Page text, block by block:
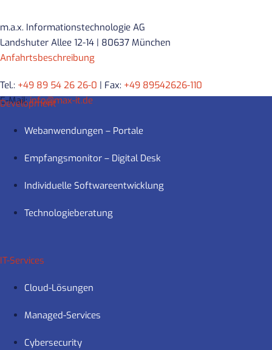
m.a.x. Informationstechnologie AG
Landshuter Allee 12-14 | 80637 München
Anfahrtsbeschreibung
Tel.: +49 89 54 26 26-0 | Fax: +49 89542626-110
E-Mail:info@max-it.de
Development
Webanwendungen – Portale
Empfangsmonitor – Digital Desk
Individuelle Softwareentwicklung
Technologieberatung
IT-Services
Cloud-Lösungen
Managed-Services
Cybersecurity